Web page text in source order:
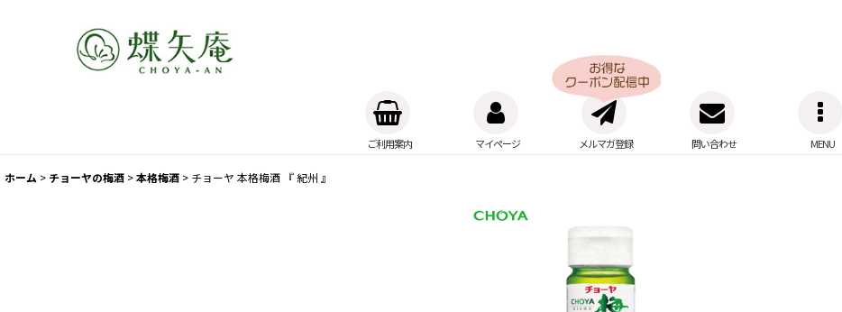
ご利用案内 マイページ メルマガ登録 問い合わせ MENU
ホーム > チョーヤの梅酒 >本格梅酒 > チョーヤ 本格梅酒 『 紀州 』